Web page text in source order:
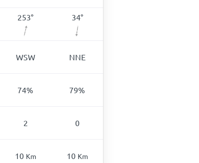
253° 34°
WSW NNE
74% 79%
2 0
10 Km 10 Km